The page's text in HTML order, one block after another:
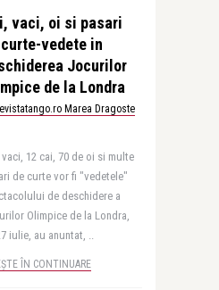
vaci, oi si pasari
vedete in
Jocurilor
de la Londra
Marea Dragoste
12 cai, 70 de oi si multe
de curte vor fi "vedetele"
de deschidere a
Olimpice de la Londra,
iulie, au anuntat, ..
ÎN CONTINUARE